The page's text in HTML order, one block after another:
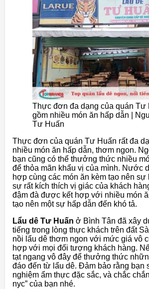
Thực đơn đa dạng của quán Tư
gồm nhiều món ăn hấp dẫn |
Tư Huấn
Thực đơn của quán Tư Huấn rất đa
nhiều món ăn hấp dẫn, thơm ngon.
bạn cũng có thể thưởng thức nhiều
để thỏa mãn khẩu vị của mình. Nước
hợp cùng các món ăn kèm tạo nên
sự rất kích thích vị giác của khách
đậm đà được kết hợp với nhiều món
tạo nên một sự hấp dẫn đến khó tả.
Lẩu dê Tư Huấn ở Bình Tân đã xây
tiếng trong lòng thực khách trên đất
nồi lẩu dê thơm ngon với mức giá vô
hợp với mọi đối tượng khách hàng.
tạt ngang vô đây để thưởng thức
đáo đến từ lẩu dê. Đảm bảo rằng bạn
nghiệm ẩm thực đặc sắc, và chắc
nyc” của bạn nhé.